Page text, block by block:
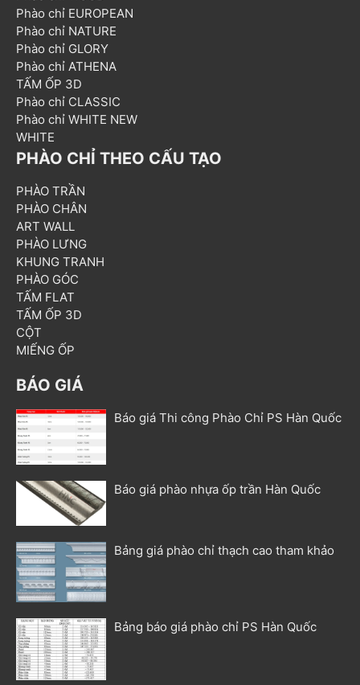
Phào chỉ EUROPEAN
Phào chỉ NATURE
Phào chỉ GLORY
Phào chỉ ATHENA
TẤM ỐP 3D
Phào chỉ CLASSIC
Phào chỉ WHITE NEW
WHITE
PHÀO CHỈ THEO CẤU TẠO
PHÀO TRẦN
PHÀO CHÂN
ART WALL
PHÀO LƯNG
KHUNG TRANH
PHÀO GÓC
TẤM FLAT
TẤM ỐP 3D
CỘT
MIẾNG ỐP
BÁO GIÁ
Báo giá Thi công Phào Chỉ PS Hàn Quốc
Báo giá phào nhựa ốp trần Hàn Quốc
Bảng giá phào chỉ thạch cao tham khảo
Bảng báo giá phào chỉ PS Hàn Quốc